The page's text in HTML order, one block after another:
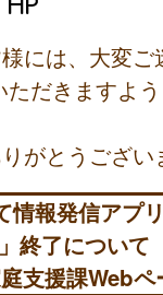
には、大変
だきますよ
がとうござい
情報発信アプ
終了について
支援課Web